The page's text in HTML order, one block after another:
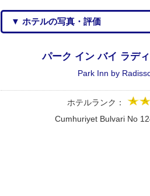
▼ ホテルの写真・評価
パーク イン バイ ラデ
Park Inn by
ホテルランク：
Cumhuriyet Bulvari No